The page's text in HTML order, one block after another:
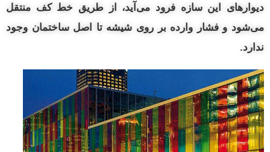
دیوارهای این سازه فرود می‌آید، از طریق خط کف منتقل
می‌شود و فشار وارده بر روی شیشه تا اصل ساختمان وجود
ندارد.